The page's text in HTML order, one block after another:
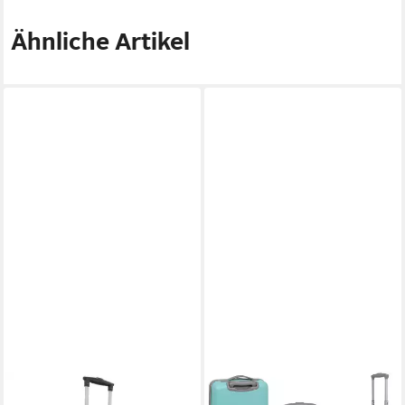
Ähnliche Artikel
DISNEY MICKEY MOUSE
DISNEY